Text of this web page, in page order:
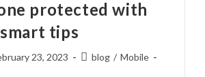
protected with
tips
23, 2023
Postblog / Mobile